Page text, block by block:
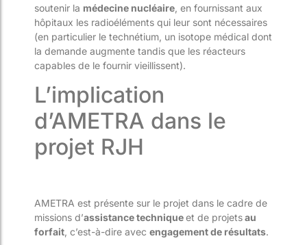
soutenir la médecine nucléaire , en fournissant aux
hôpitaux les radioéléments qui leur sont nécessaires
(en particulier le technétium, un isotope médical dont
la demande augmente tandis que les réacteurs
capables de le fournir vieillissent).
L’implication
d’AMETRA dans le
projet RJH
AMETRA est présente sur le projet dans le cadre de
missions d’assistance techniqueet de projetsau
forfait , c’est-à-dire avec engagement de résultats.